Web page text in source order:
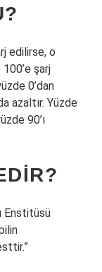
edilirse, o
100’e şarj
0’dan
azaltır. Yüzde
90’ı
Enstitüsü